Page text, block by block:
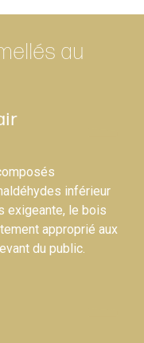
au
inférieur
exigeante, le bois
approprié aux
du public.